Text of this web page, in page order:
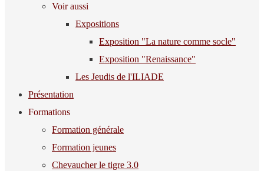
Voir aussi
Expositions
Exposition "La nature comme socle"
Exposition "Renaissance"
Les Jeudis de l'ILIADE
Présentation
Formations
Formation générale
Formation jeunes
Chevaucher le tigre 3.0